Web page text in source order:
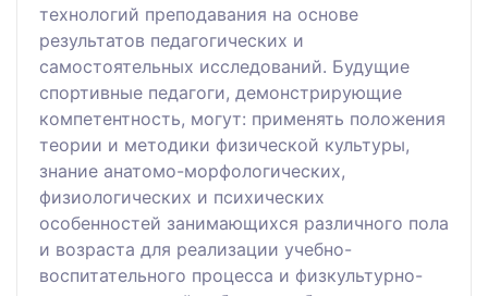
технологий преподавания на основе
результатов педагогических и
самостоятельных исследований. Будущие
спортивные педагоги, демонстрирующие
компетентность, могут: применять положения
теории и методики физической культуры,
знание анатомо-морфологических,
физиологических и психических
особенностей занимающихся различного пола
и возраста для реализации учебно-
воспитательного процесса и физкультурно-